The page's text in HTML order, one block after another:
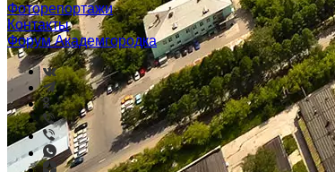
Фоторепортажи
Контакты
Форум Академгородка